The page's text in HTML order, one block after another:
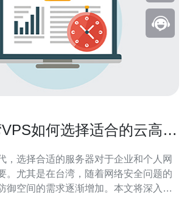
如何选择适合的云高防
，选择合适的服务器对于企业和个人网
。尤其是在台湾，随着网络安全问题的
御空间的需求逐渐增加。本文将深入探